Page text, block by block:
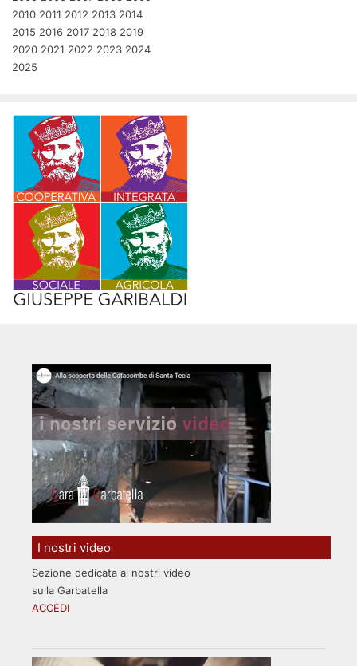
2010 2011 2012 2013 2014
2015 2016 2017 2018 2019
2020 2021 2022 2023 2024
2025
I nostri video
Sezione dedicata ai nostri video
sulla Garbatella
ACCEDI